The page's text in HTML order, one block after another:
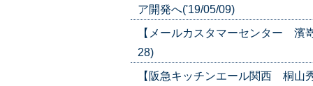
ア開発へ('19/05/09)
【メールカスタマーセンター 濱
28)
【阪急キッチンエール関西 桐山